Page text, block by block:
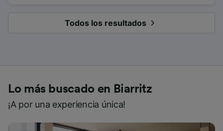
Todos los resultados
Lo más buscado en Biarritz
¡A por una experiencia única!